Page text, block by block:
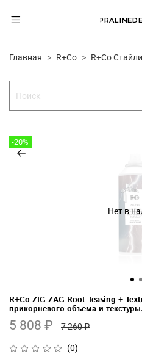
Главная R+Co R+Co
Нет в
-20%
(0)
R+Co ZIG ZAG Root Teasing +
прикорневого объема и
5 808 ₽ 7 260 ₽